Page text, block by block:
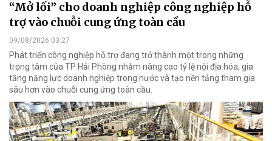
“Mở lối” cho doanh nghiệp công nghiệp hỗ
trợ vào chuỗi cung ứng toàn cầu
09/08/2026 03:27
Phát triển công nghiệp hỗ trợ đang trở thành một trong những
trọng tâm của TP Hải Phòng nhằm nâng cao tỷ lệ nội địa hóa, gia
tăng năng lực doanh nghiệp trong nước và tạo nền tảng tham gia
sâu hơn vào chuỗi cung ứng toàn cầu.